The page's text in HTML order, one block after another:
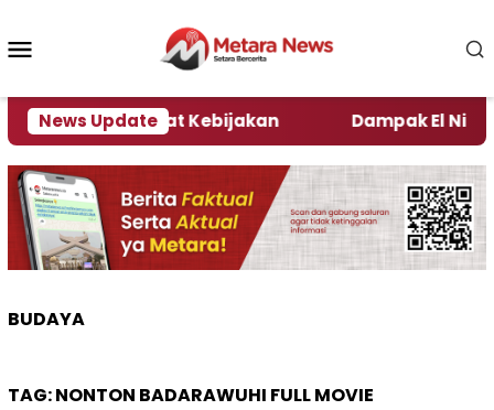
konten
News Update
Pengamat Kebijakan Dampak El Nino,
BUDAYA
TAG:NONTON BADARAWUHI FULL MOVIE